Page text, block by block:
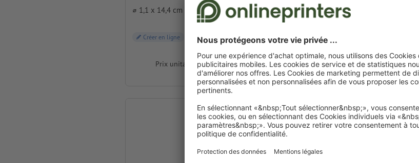
⌀ 1,1 x 14,4 cm
Créer en ligne
Prix unitaire dès11,32 € TTC
pour 500 ex.
⌀ 1,1 x 14,6 cm
Créer en ligne
Prix unitaire dès19,31 € TTC
pour 250 ex.